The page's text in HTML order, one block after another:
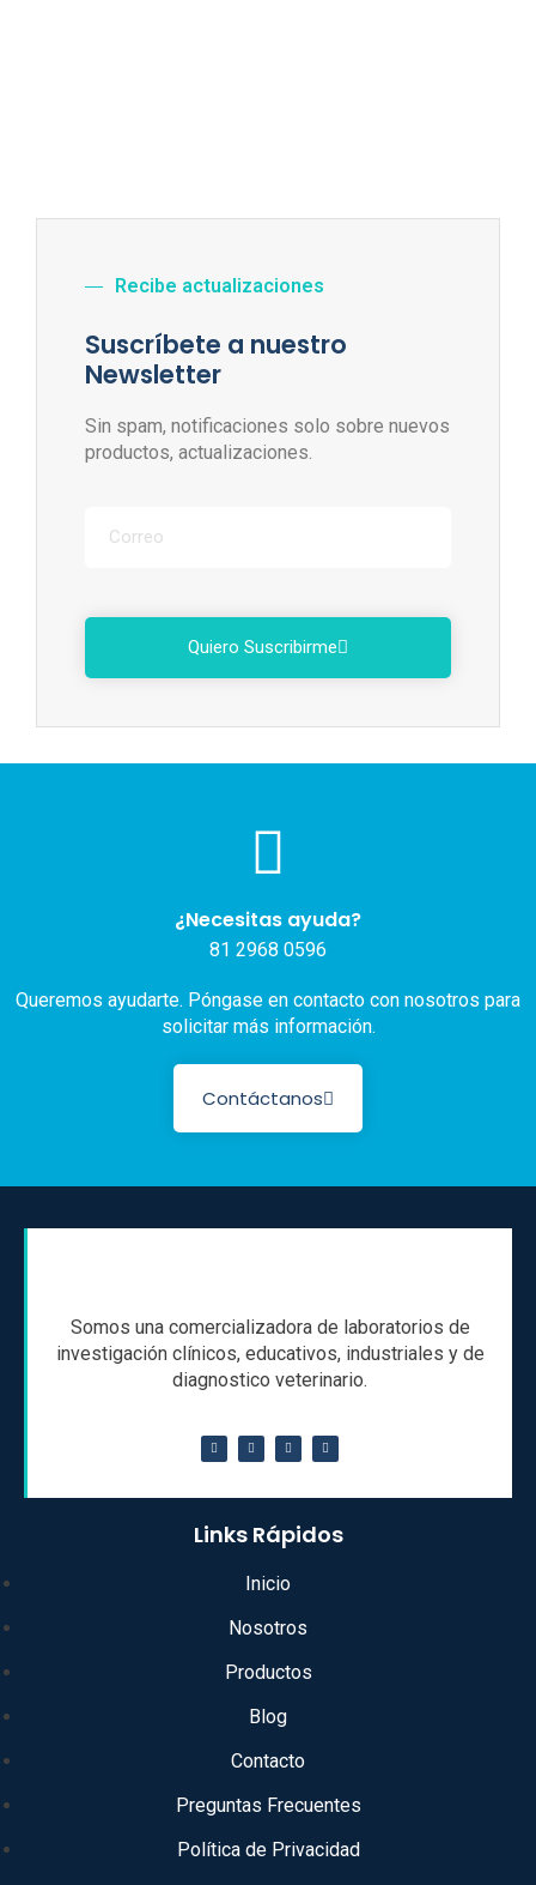
Recibe actualizaciones
Suscríbete a nuestro
Newsletter
Sin spam, notificaciones solo sobre nuevos
productos, actualizaciones.
Quiero Suscribirme
¿Necesitas ayuda?
81 2968 0596
Queremos ayudarte. Póngase en contacto con nosotros para
solicitar más información.
Contáctanos
Somos una comercializadora de laboratorios de
investigación clínicos, educativos, industriales y de
diagnostico veterinario.
Links Rápidos
Inicio
Nosotros
Productos
Blog
Contacto
Preguntas Frecuentes
Política de Privacidad